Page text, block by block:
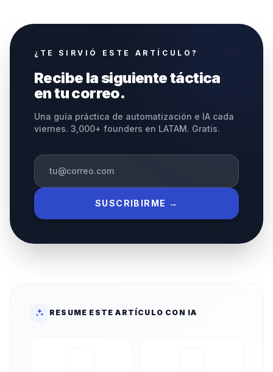
¿TE SIRVIÓ ESTE ARTÍCULO?
Recibe la siguiente táctica
en tu correo.
Una guía práctica de automatización e IA cada
viernes. 3,000+ founders en LATAM. Gratis.
SUSCRIBIRME →
RESUME ESTE ARTÍCULO CON IA